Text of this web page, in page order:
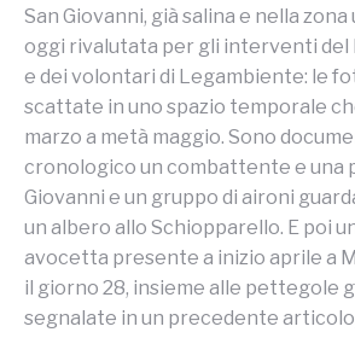
San Giovanni, già salina e nella zona
oggi rivalutata per gli interventi del
e dei volontari di Legambiente: le
scattate in uno spazio temporale
marzo a metà maggio. Sono
cronologico un combattente e una
Giovanni e un gruppo di aironi
un albero allo Schiopparello. E poi
avocetta presente a inizio aprile a
il giorno 28, insieme alle pettegole
segnalate in un precedente